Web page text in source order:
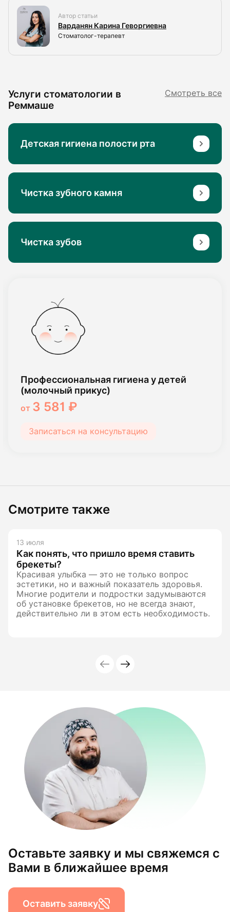
Автор статьи
Варданян Карина Геворгиевна
Стоматолог-терапевт
Услуги стоматологии в
Реммаше
Смотреть все
Детская гигиена полости рта
Чистка зубного камня
Чистка зубов
Профессиональная гигиена у детей
(молочный прикус)
от 3 581 ₽
Записаться на консультацию
Смотрите также
13 июля
Как понять, что пришло время ставить
брекеты?
Красивая улыбка — это не только вопрос
эстетики, но и важный показатель здоровья.
Многие родители и подростки задумываются
об установке брекетов, но не всегда знают,
действительно ли в этом есть необходимость.
Оставьте заявку и мы свяжемся с
Вами в ближайшее время
Оставить заявку